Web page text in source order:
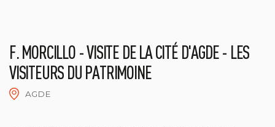
F. MORCILLO - VISITE DE LA CITÉ D'AGDE - LES
VISITEURS DU PATRIMOINE
AGDE